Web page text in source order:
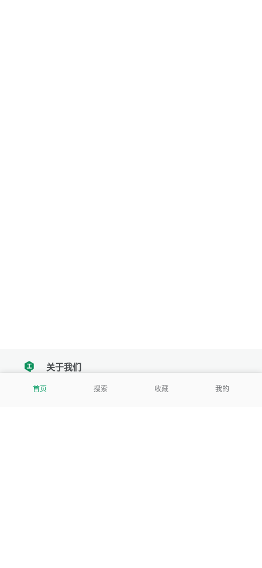
首页 搜索 收藏 我的
tencent关于我们
我们努力把每一个工具做成批量处理的产品